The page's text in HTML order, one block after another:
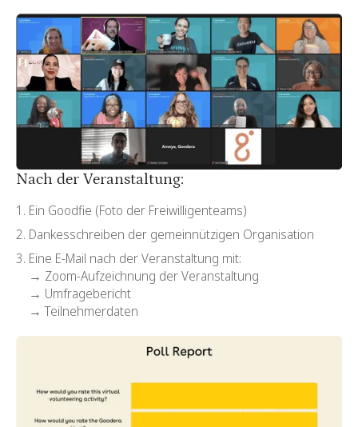
Nach der Veranstaltung:
Ein Goodfie (Foto der Freiwilligenteams)
Dankesschreiben der gemeinnützigen Organisation
Eine E-Mail nach der Veranstaltung mit:
→ Zoom-Aufzeichnung der Veranstaltung
→ Umfragebericht
→ Teilnehmerdaten